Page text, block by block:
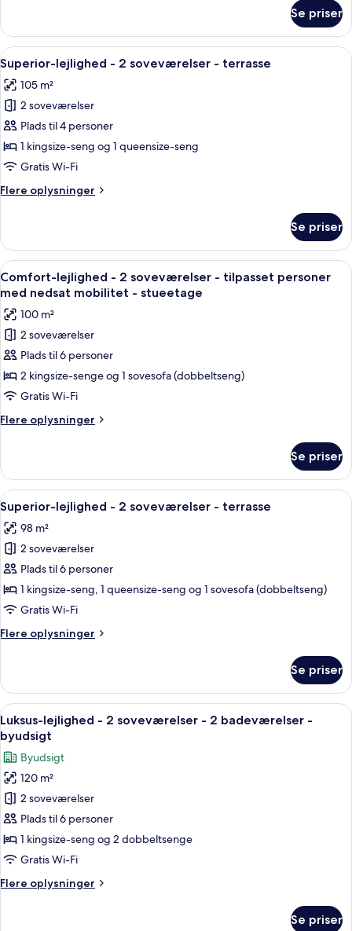
lejlighed
2
soveværelser
køkken
Se priser
Indlæs
alle
billeder
af
Superior-
lejlighed
-
soveværelser
En pænt redt seng med hvide
7
Superior-lejlighed - 2 soveværelser - terrasse
105 m²
2 soveværelser
Plads til 4 personer
1 kingsize-seng og 1 queensize-seng
Gratis Wi-Fi
Flere oplysninger
Flere
lejlighed
2
soveværelser
terrasse
Se priser
Indlæs
alle
billeder
af
Comfort-
lejlighed
-
2
soveværelser
-
personer
med
nedsat
mobilitet
-
stueetage
Et moderne køkken med træskabe,
7
Comfort-lejlighed - 2 soveværelser - tilpasset personer
med nedsat mobilitet - stueetage
100 m²
2 soveværelser
Plads til 6 personer
2 kingsize-senge og 1 sovesofa (dobbeltseng)
Gratis Wi-Fi
Flere oplysninger
Flere
lejlighed
2
soveværelser
tilpasset
personer
med
nedsat
mobilitet
stueetage
Se priser
Indlæs
alle
billeder
af
Superior-
lejlighed
-
soveværelser
Et hyggeligt opholdsområde
7
Superior-lejlighed - 2 soveværelser - terrasse
98 m²
2 soveværelser
Plads til 6 personer
1 kingsize-seng, 1 queensize-seng og 1 sovesofa (dobbeltseng)
Gratis Wi-Fi
Flere oplysninger
Flere
lejlighed
2
soveværelser
terrasse
Se priser
Indlæs
alle
billeder
af
Luksus-
lejlighed
-
2
soveværelser
2
En kvinde i en hvid kjole står ved
17
Luksus-lejlighed - 2 soveværelser - 2 badeværelser -
byudsigt
Byudsigt
120 m²
2 soveværelser
Plads til 6 personer
1 kingsize-seng og 2 dobbeltsenge
Gratis Wi-Fi
Flere oplysninger
Flere
Se priser